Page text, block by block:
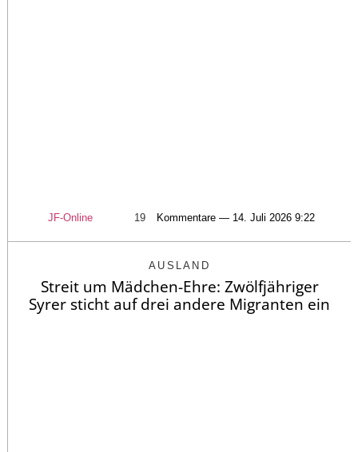
JF-Online 19 Kommentare — 14. Juli 2026 9:22
AUSLAND
Streit um Mädchen-Ehre: Zwölfjähriger
Syrer sticht auf drei andere Migranten ein